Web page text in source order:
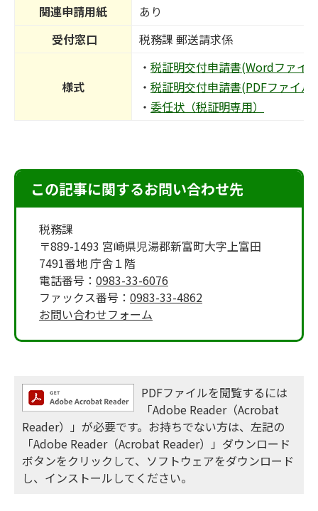
関連申請用紙
あり
受付窓口
税務課 郵送請求係
様式
・ 税証明交付申請書(Wordファイ
・ 税証明交付申請書(PDFファイル
・ 委任状（税証明専用）
この記事に関するお問い合わせ先
税務課
〒889-1493 宮崎県児湯郡新富町大字上富田
7491番地 庁舎１階
電話番号： 0983-33-6076
ファックス番号： 0983-33-4862
お問い合わせフォーム
PDFファイルを閲覧するには
「Adobe Reader（Acrobat
Reader）」が必要です。お持ちでない方は、左記の
「Adobe Reader（Acrobat Reader）」ダウンロード
ボタンをクリックして、ソフトウェアをダウンロード
し、インストールしてください。